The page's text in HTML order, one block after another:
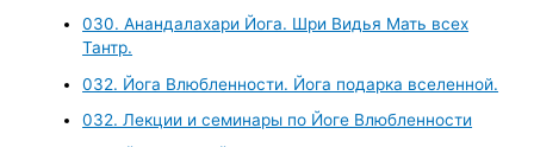
030. Анандалахари Йога. Шри Видья Мать всех
Тантр.
032. Йога Влюбленности. Йога подарка вселенной.
032. Лекции и семинары по Йоге Влюбленности